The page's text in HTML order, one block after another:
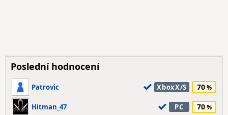
Poslední hodnocení
Patrovic XboxX/S 70
Hitman_47 PC 70